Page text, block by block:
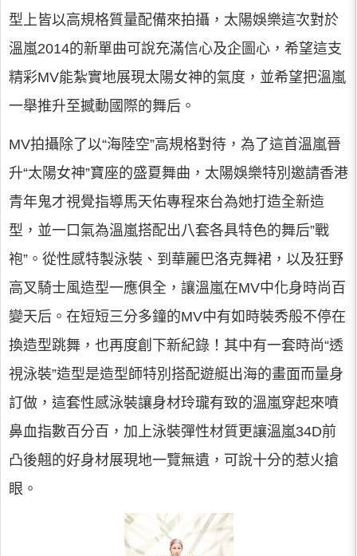
型上皆以高規格質量配備來拍攝，太陽娛樂這次對於
溫嵐2014的新單曲可說充滿信心及企圖心，希望這支
精彩MV能紮實地展現太陽女神的氣度，並希望把溫嵐
一舉推升至撼動國際的舞后。
MV拍攝除了以“海陸空”高規格對待，為了這首溫嵐晉
升“太陽女神”寶座的盛夏舞曲，太陽娛樂特別邀請香港
青年鬼才視覺指導馬天佑專程來台為她打造全新造
型，並一口氣為溫嵐搭配出八套各具特色的舞后”戰
袍”。從性感特製泳裝、到華麗巴洛克舞裙，以及狂野
高叉騎士風造型一應俱全，讓溫嵐在MV中化身時尚百
變天后。在短短三分多鐘的MV中有如時裝秀般不停在
換造型跳舞，也再度創下新紀錄！其中有一套時尚“透
視泳裝”造型是造型師特別搭配遊艇出海的畫面而量身
訂做，這套性感泳裝讓身材玲瓏有致的溫嵐穿起來噴
鼻血指數百分百，加上泳裝彈性材質更讓溫嵐34D前
凸後翹的好身材展現地一覽無遺，可說十分的惹火搶
眼。